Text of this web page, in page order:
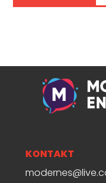
KONTAKT